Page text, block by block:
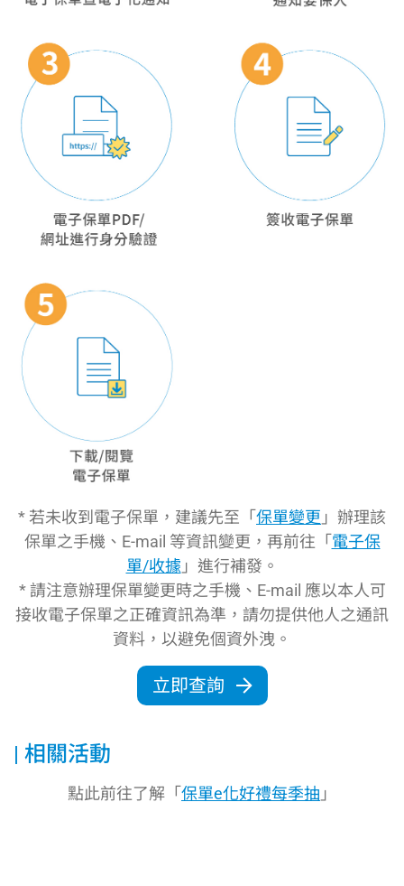
* 若未收到電子保單，建議先至「保單變更 」辦理該
保單之手機、E-mail 等資訊變更，再前往「電子保
單/收據 」進行補發。
* 請注意辦理保單變更時之手機、E-mail 應以本人可
接收電子保單之正確資訊為準，請勿提供他人之通訊
資料，以避免個資外洩。
立即查詢
相關活動
點此前往了解「保單e化好禮每季抽 」